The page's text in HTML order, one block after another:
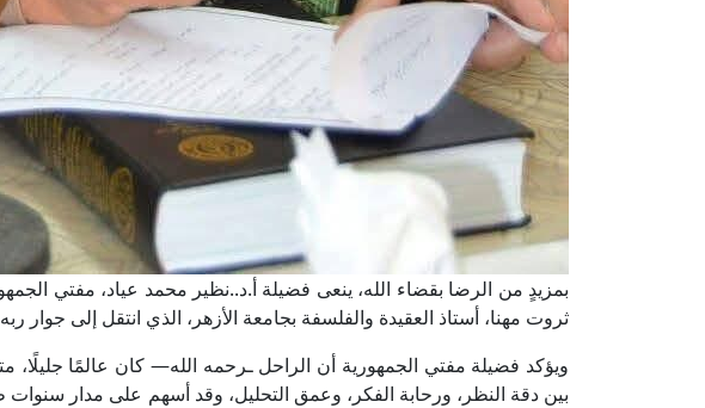
بمزيدٍ من الرضا بقضاء الله، ينعى فضيلة أ.د..نظير محمد عياد، مفتي
ثروت مهنا، أستاذ العقيدة والفلسفة بجامعة الأزهر، الذي انتقل إلى جوار
ويؤكد فضيلة مفتي الجمهورية أن الراحل ـرحمه الله— كان عالمًا جليلًا،
بين دقة النظر، ورحابة الفكر، وعمق التحليل، وقد أسهم على مدار سنوات